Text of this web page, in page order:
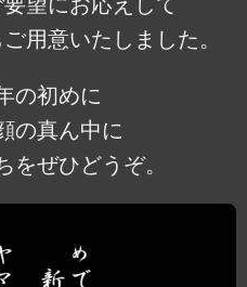
用意いたしました。
の初めに
の真ん中に
をぜひどうぞ。